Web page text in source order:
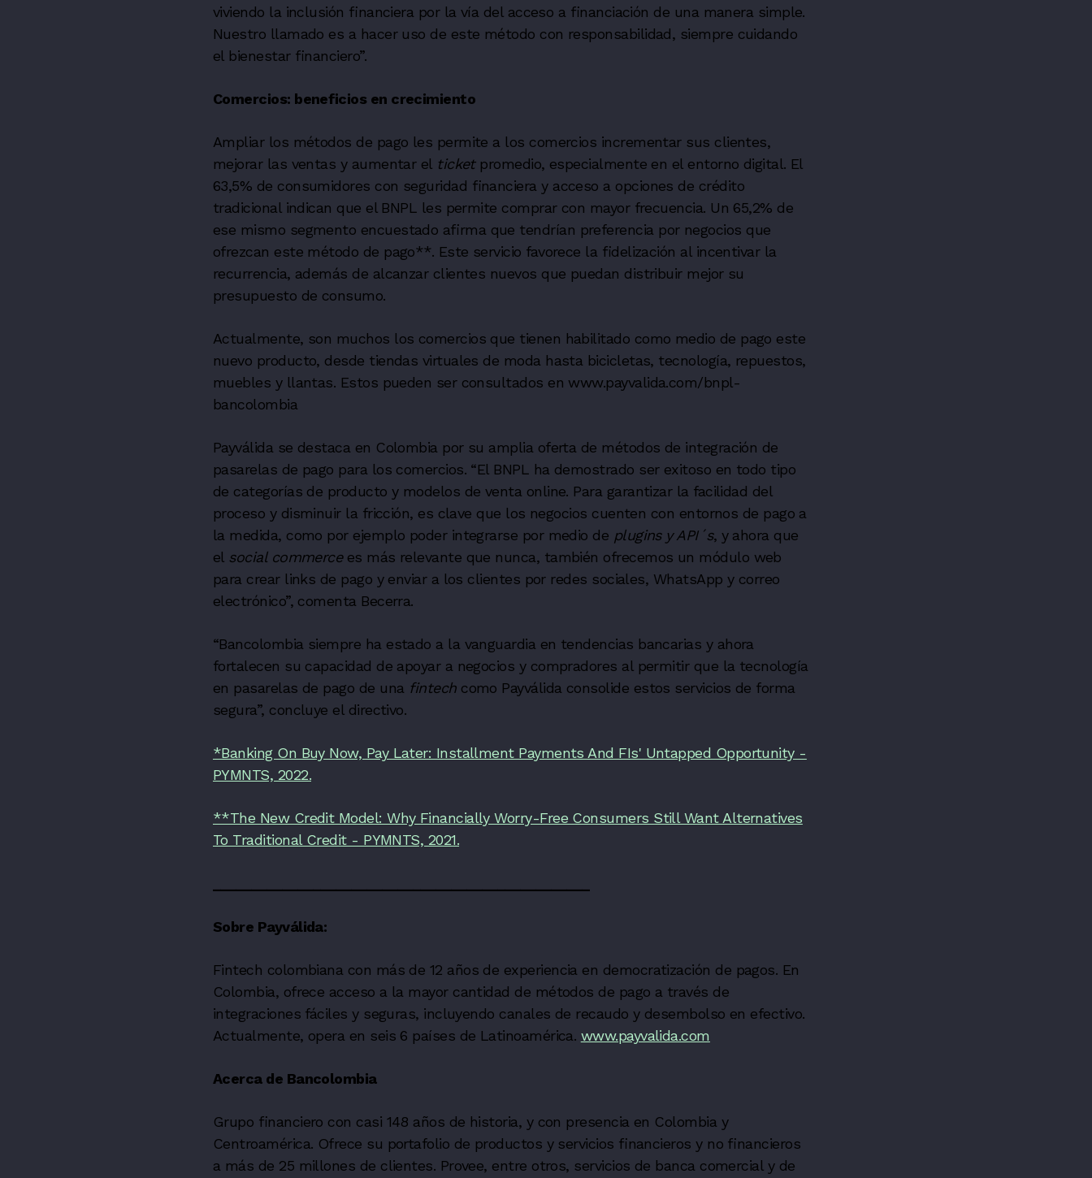
viviendo la inclusión financiera por la vía del acceso a financiación de una manera simple.
Nuestro llamado es a hacer uso de este método con responsabilidad, siempre cuidando
el bienestar financiero”.
Comercios: beneficios en crecimiento
Ampliar los métodos de pago les permite a los comercios incrementar sus clientes,
mejorar las ventas y aumentar el ticketpromedio, especialmente en el entorno digital. El
63,5% de consumidores con seguridad financiera y acceso a opciones de crédito
tradicional indican que el BNPL les permite comprar con mayor frecuencia. Un 65,2% de
ese mismo segmento encuestado afirma que tendrían preferencia por negocios que
ofrezcan este método de pago**. Este servicio favorece la fidelización al incentivar la
recurrencia, además de alcanzar clientes nuevos que puedan distribuir mejor su
presupuesto de consumo.
Actualmente, son muchos los comercios que tienen habilitado como medio de pago este
nuevo producto, desde tiendas virtuales de moda hasta bicicletas, tecnología, repuestos,
muebles y llantas. Estos pueden ser consultados en www.payvalida.com/bnpl-
bancolombia
Payválida se destaca en Colombia por su amplia oferta de métodos de integración de
pasarelas de pago para los comercios. “El BNPL ha demostrado ser exitoso en todo tipo
de categorías de producto y modelos de venta online. Para garantizar la facilidad del
proceso y disminuir la fricción, es clave que los negocios cuenten con entornos de pago a
la medida, como por ejemplo poder integrarse por medio de plugins y API´s, y ahora que
el social commercees más relevante que nunca, también ofrecemos un módulo web
para crear links de pago y enviar a los clientes por redes sociales, WhatsApp y correo
electrónico”, comenta Becerra.
“Bancolombia siempre ha estado a la vanguardia en tendencias bancarias y ahora
fortalecen su capacidad de apoyar a negocios y compradores al permitir que la tecnología
en pasarelas de pago de una fintechcomo Payválida consolide estos servicios de forma
segura”, concluye el directivo.
*Banking On Buy Now, Pay Later: Installment Payments And FIs' Untapped Opportunity -
PYMNTS, 2022.
**The New Credit Model: Why Financially Worry-Free Consumers Still Want Alternatives
To Traditional Credit - PYMNTS, 2021.
Sobre Payválida:
Fintech colombiana con más de 12 años de experiencia en democratización de pagos. En
Colombia, ofrece acceso a la mayor cantidad de métodos de pago a través de
integraciones fáciles y seguras, incluyendo canales de recaudo y desembolso en efectivo.
Actualmente, opera en seis 6 países de Latinoamérica. www.payvalida.com
Acerca de Bancolombia
Grupo financiero con casi 148 años de historia, y con presencia en Colombia y
Centroamérica. Ofrece su portafolio de productos y servicios financieros y no financieros
a más de 25 millones de clientes. Provee, entre otros, servicios de banca comercial y de